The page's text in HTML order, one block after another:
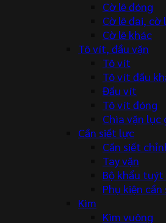
Cờ lê đóng
Cờ lê đai, cờ
Cờ lê khác
Tô vít, đầu vặn
Tô vít
Tô vít đầu
Đầu vít
Tô vít đóng
Chìa vặn lục
Cần siết lực
Cần siết
Tay vặn
Bộ khẩu
Phụ kiện
Kìm
Kìm vuông